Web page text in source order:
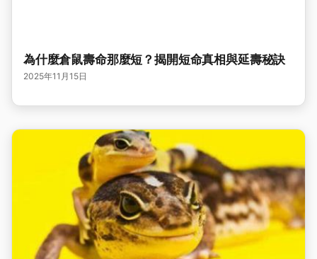
為什麼倉鼠壽命那麼短？揭開短命真相與延壽秘訣
2025年11月15日